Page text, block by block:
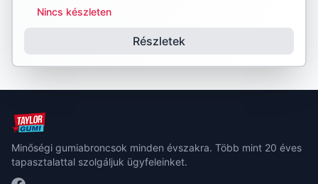
Nincs készleten
Részletek
Minőségi gumiabroncsok minden évszakra. Több mint 20 éves
tapasztalattal szolgáljuk ügyfeleinket.